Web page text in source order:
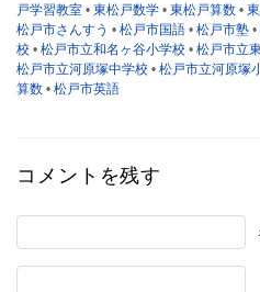
戸学習教室 • 東松戸数学 • 東松戸算数 •
松戸市さんすう • 松戸市国語 • 松戸市塾 •
校 • 松戸市立和名ヶ谷小学校 • 松戸市立
松戸市立河原塚中学校 • 松戸市立河原塚
算数 • 松戸市英語
コメントを残す